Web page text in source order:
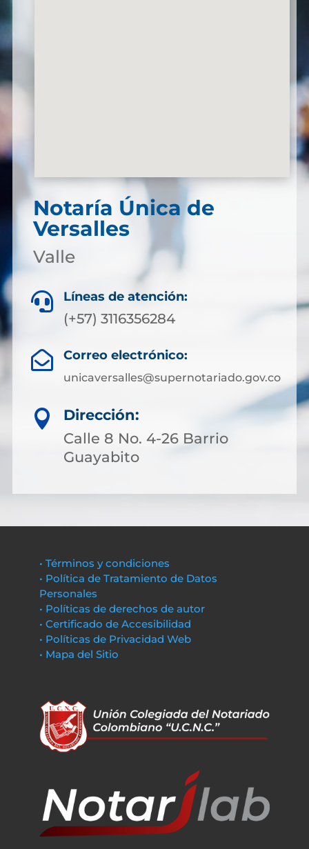
Notaría Única de
Versalles
Valle
 Líneas de atención:
(+57) 3116356284
 Correo electrónico:
unicaversalles@supernotariado.gov.co

Dirección:
Calle 8 No. 4-26 Barrio
Guayabito
• Términos y condiciones
• Política de Tratamiento de Datos
Personales
• Políticas de derechos de autor
• Certificado de Accesibilidad
• Políticas de Privacidad Web
• Mapa del Sitio